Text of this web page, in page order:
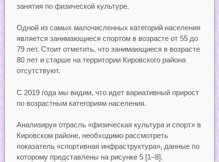
занятия по физической культуре.
Одной из самых малочисленных категорий населения
является занимающиеся спортом в возрасте от 55 до
79 лет. Стоит отметить, что занимающиеся в возрасте
80 лет и старше на территории Кировского района
отсутствуют.
С 2019 года мы видим, что идет вариативный прирост
по возрастным категориям населения.
Анализируя отрасль «физическая культура и спорт» в
Кировском районе, необходимо рассмотреть
показатель «спортивная инфраструктура», данные по
которому представлены на рисунке 5 [1–8].